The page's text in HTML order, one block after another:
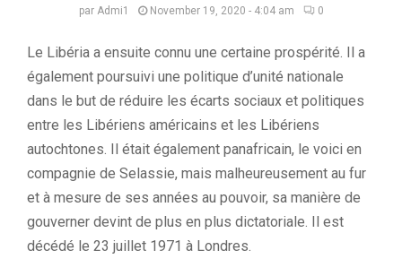
par Admi1 November 19, 2020 - 4:04 am 0
Le Libéria a ensuite connu une certaine prospérité. Il a
également poursuivi une politique d’unité nationale
dans le but de réduire les écarts sociaux et politiques
entre les Libériens américains et les Libériens
autochtones. Il était également panafricain, le voici en
compagnie de Selassie, mais malheureusement au fur
et à mesure de ses années au pouvoir, sa manière de
gouverner devint de plus en plus dictatoriale. Il est
décédé le 23 juillet 1971 à Londres.